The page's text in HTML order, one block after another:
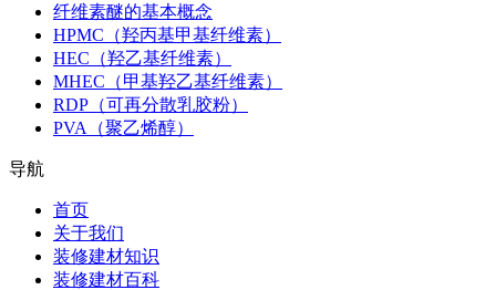
纤维素醚的基本概念
HPMC（羟丙基甲基纤维素）
HEC（羟乙基纤维素）
MHEC（甲基羟乙基纤维素）
RDP（可再分散乳胶粉）
PVA（聚乙烯醇）
导航
首页
关于我们
装修建材知识
装修建材百科